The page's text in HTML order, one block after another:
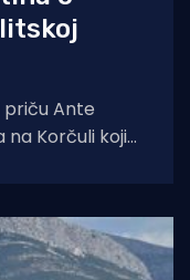
priču Ante
na Korčuli koji